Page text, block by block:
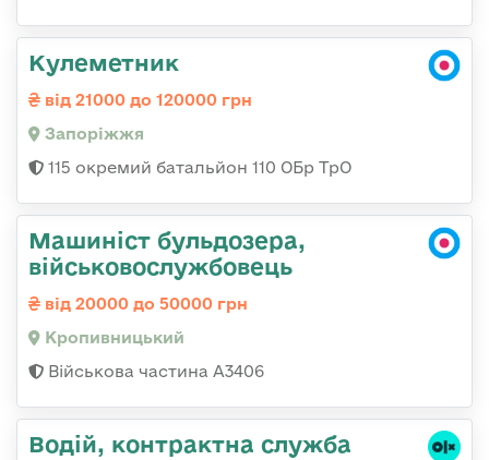
Кулеметник
від 21000 до 120000 грн
Запоріжжя
115 окремий батальйон 110 ОБр ТрО
Машиніст бульдозера,
військовослужбовець
від 20000 до 50000 грн
Кропивницький
Військова частина А3406
Водій, контрактна служба